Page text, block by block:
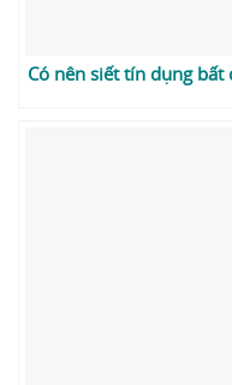
Có nên siết tín dụng bất